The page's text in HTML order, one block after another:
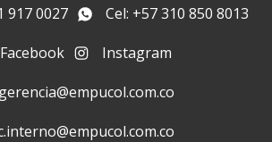
917 0027
Cel: +57 310 850 8013
Facebook
Instagram
gerencia@empucol.com.co